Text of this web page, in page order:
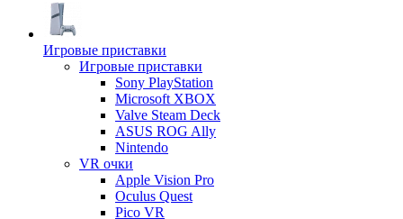
Игровые приставки
Игровые приставки
Sony PlayStation
Microsoft XBOX
Valve Steam Deck
ASUS ROG Ally
Nintendo
VR очки
Apple Vision Pro
Oculus Quest
Pico VR